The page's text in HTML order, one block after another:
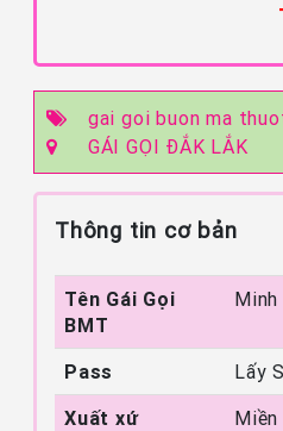
gai goi buon ma
GÁI GỌI ĐẮK LẮK
Thông tin cơ bản
Tên Gái Gọi
BMT
Minh
Pass
Lấy
Xuất xứ
Miền